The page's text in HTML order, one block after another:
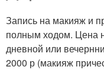
Запись на макияж и
полным ходом. Цена
дневной или
2000 р (макияж